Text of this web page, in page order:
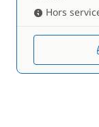
Hors